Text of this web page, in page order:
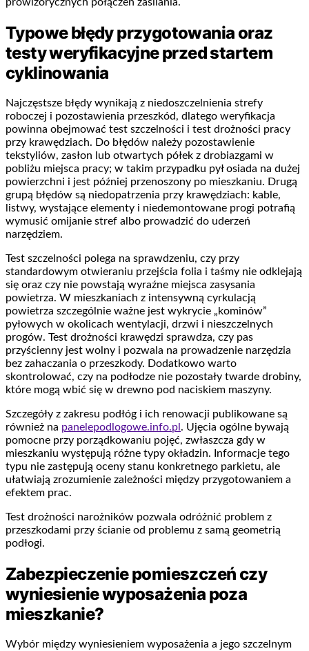
prowizorycznych połączeń zasilania.
Typowe błędy przygotowania oraz
testy weryfikacyjne przed startem
cyklinowania
Najczęstsze błędy wynikają z niedoszczelnienia strefy
roboczej i pozostawienia przeszkód, dlatego weryfikacja
powinna obejmować test szczelności i test drożności pracy
przy krawędziach. Do błędów należy pozostawienie
tekstyliów, zasłon lub otwartych półek z drobiazgami w
pobliżu miejsca pracy; w takim przypadku pył osiada na dużej
powierzchni i jest później przenoszony po mieszkaniu. Drugą
grupą błędów są niedopatrzenia przy krawędziach: kable,
listwy, wystające elementy i niedemontowane progi potrafią
wymusić omijanie stref albo prowadzić do uderzeń
narzędziem.
Test szczelności polega na sprawdzeniu, czy przy
standardowym otwieraniu przejścia folia i taśmy nie odklejają
się oraz czy nie powstają wyraźne miejsca zasysania
powietrza. W mieszkaniach z intensywną cyrkulacją
powietrza szczególnie ważne jest wykrycie „kominów”
pyłowych w okolicach wentylacji, drzwi i nieszczelnych
progów. Test drożności krawędzi sprawdza, czy pas
przyścienny jest wolny i pozwala na prowadzenie narzędzia
bez zahaczania o przeszkody. Dodatkowo warto
skontrolować, czy na podłodze nie pozostały twarde drobiny,
które mogą wbić się w drewno pod naciskiem maszyny.
Szczegóły z zakresu podłóg i ich renowacji publikowane są
również na panelepodlogowe.info.pl . Ujęcia ogólne bywają
pomocne przy porządkowaniu pojęć, zwłaszcza gdy w
mieszkaniu występują różne typy okładzin. Informacje tego
typu nie zastępują oceny stanu konkretnego parkietu, ale
ułatwiają zrozumienie zależności między przygotowaniem a
efektem prac.
Test drożności narożników pozwala odróżnić problem z
przeszkodami przy ścianie od problemu z samą geometrią
podłogi.
Zabezpieczenie pomieszczeń czy
wyniesienie wyposażenia poza
mieszkanie?
Wybór między wyniesieniem wyposażenia a jego szczelnym